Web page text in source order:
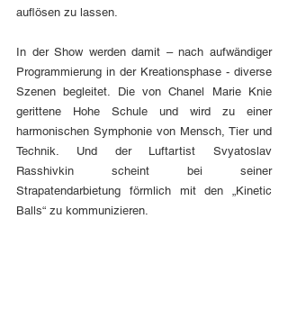
auflösen zu lassen.
In der Show werden damit – nach aufwändiger
Programmierung in der Kreationsphase - diverse
Szenen begleitet. Die von Chanel Marie Knie
gerittene Hohe Schule und wird zu einer
harmonischen Symphonie von Mensch, Tier und
Technik. Und der Luftartist Svyatoslav
Rasshivkin scheint bei seiner
Strapatendarbietung förmlich mit den „Kinetic
Balls“ zu kommunizieren.